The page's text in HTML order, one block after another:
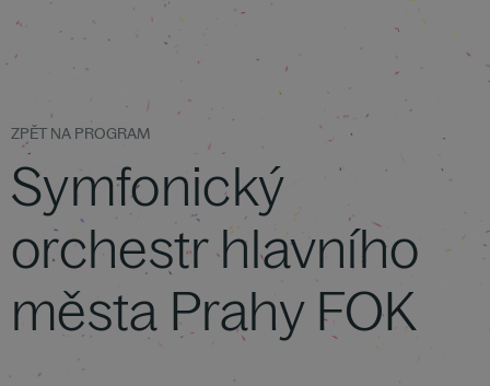
ZPĚT NA PROGRAM
Symfonický
orchestr hlavního
města Prahy FOK